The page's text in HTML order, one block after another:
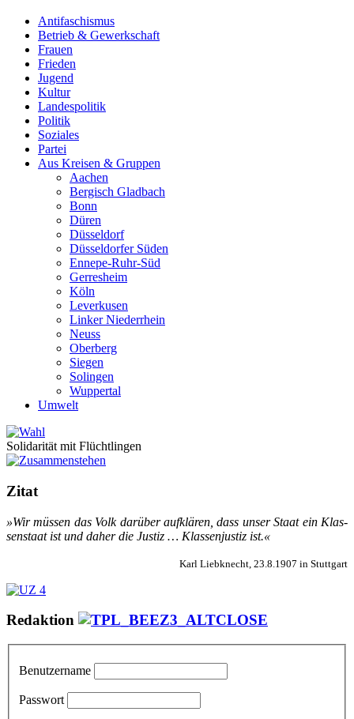
Antifaschismus
Betrieb & Gewerkschaft
Frauen
Frieden
Jugend
Kultur
Landespolitik
Politik
Soziales
Partei
Aus Kreisen & Gruppen
Aachen
Bergisch Gladbach
Bonn
Düren
Düsseldorf
Düsseldorfer Süden
Ennepe-Ruhr-Süd
Gerresheim
Köln
Leverkusen
Linker Niederrhein
Neuss
Oberberg
Siegen
Solingen
Wuppertal
Umwelt
Solidarität mit Flüchtlingen
Zitat
»Wir müs­sen das Volk dar­über auf­klär­en, dass un­ser Staat ein Klas­
sen­staat ist und da­her die Jus­tiz … Klas­sen­jus­tiz ist.«
Karl Liebknecht, 23.8.1907 in Stuttgart
Redaktion
Benutzername
Passwort